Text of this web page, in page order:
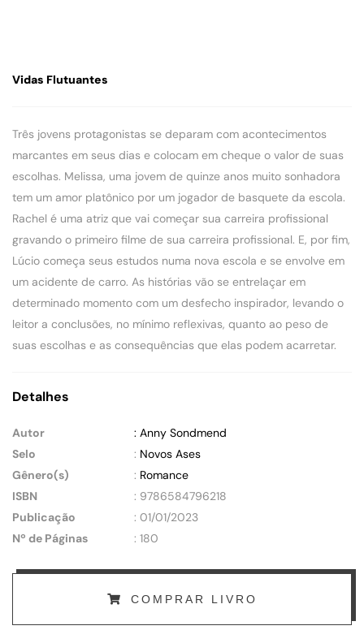
Vidas Flutuantes
Três jovens protagonistas se deparam com acontecimentos
marcantes em seus dias e colocam em cheque o valor de suas
escolhas. Melissa, uma jovem de quinze anos muito sonhadora
tem um amor platônico por um jogador de basquete da escola.
Rachel é uma atriz que vai começar sua carreira profissional
gravando o primeiro filme de sua carreira profissional. E, por fim,
Lúcio começa seus estudos numa nova escola e se envolve em
um acidente de carro. As histórias vão se entrelaçar em
determinado momento com um desfecho inspirador, levando o
leitor a conclusões, no mínimo reflexivas, quanto ao peso de
suas escolhas e as consequências que elas podem acarretar.
Detalhes
Autor
: Anny Sondmend
Selo
: Novos Ases
Gênero(s)
: Romance
ISBN
: 9786584796218
Publicação
: 01/01/2023
Nº de Páginas
: 180
COMPRAR LIVRO